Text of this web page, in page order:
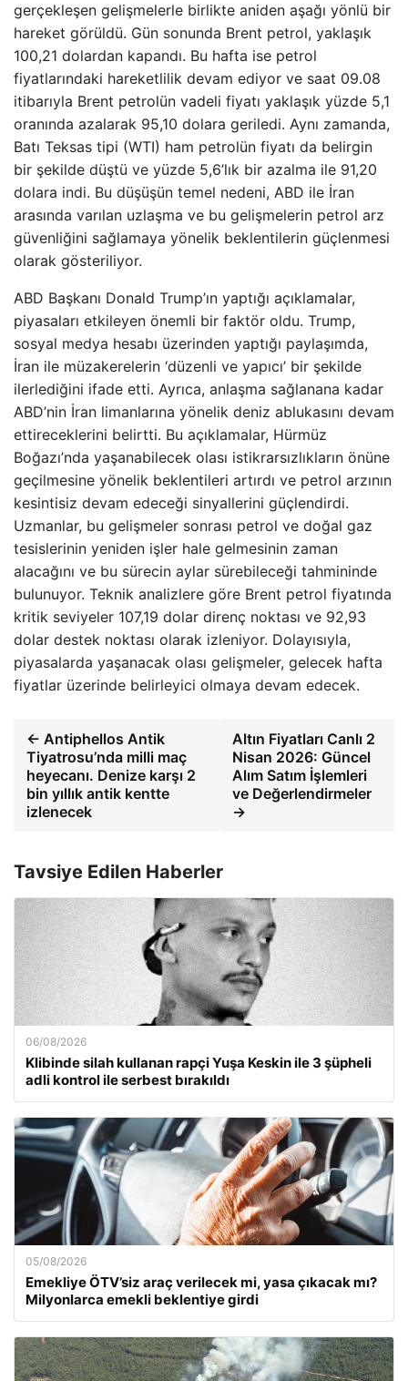
gerçekleşen gelişmelerle birlikte aniden aşağı yönlü bir
hareket görüldü. Gün sonunda Brent petrol, yaklaşık
100,21 dolardan kapandı. Bu hafta ise petrol
fiyatlarındaki hareketlilik devam ediyor ve saat 09.08
itibarıyla Brent petrolün vadeli fiyatı yaklaşık yüzde 5,1
oranında azalarak 95,10 dolara geriledi. Aynı zamanda,
Batı Teksas tipi (WTI) ham petrolün fiyatı da belirgin
bir şekilde düştü ve yüzde 5,6’lık bir azalma ile 91,20
dolara indi. Bu düşüşün temel nedeni, ABD ile İran
arasında varılan uzlaşma ve bu gelişmelerin petrol arz
güvenliğini sağlamaya yönelik beklentilerin güçlenmesi
olarak gösteriliyor.
ABD Başkanı Donald Trump’ın yaptığı açıklamalar,
piyasaları etkileyen önemli bir faktör oldu. Trump,
sosyal medya hesabı üzerinden yaptığı paylaşımda,
İran ile müzakerelerin ‘düzenli ve yapıcı’ bir şekilde
ilerlediğini ifade etti. Ayrıca, anlaşma sağlanana kadar
ABD’nin İran limanlarına yönelik deniz ablukasını devam
ettireceklerini belirtti. Bu açıklamalar, Hürmüz
Boğazı’nda yaşanabilecek olası istikrarsızlıkların önüne
geçilmesine yönelik beklentileri artırdı ve petrol arzının
kesintisiz devam edeceği sinyallerini güçlendirdi.
Uzmanlar, bu gelişmeler sonrası petrol ve doğal gaz
tesislerinin yeniden işler hale gelmesinin zaman
alacağını ve bu sürecin aylar sürebileceği tahmininde
bulunuyor. Teknik analizlere göre Brent petrol fiyatında
kritik seviyeler 107,19 dolar direnç noktası ve 92,93
dolar destek noktası olarak izleniyor. Dolayısıyla,
piyasalarda yaşanacak olası gelişmeler, gelecek hafta
fiyatlar üzerinde belirleyici olmaya devam edecek.
← Antiphellos Antik
Tiyatrosu’nda milli maç
heyecanı. Denize karşı 2
bin yıllık antik kentte
izlenecek
Altın Fiyatları Canlı 2
Nisan 2026: Güncel
Alım Satım İşlemleri
ve Değerlendirmeler
→
Tavsiye Edilen Haberler
06/08/2026
Klibinde silah kullanan rapçi Yuşa Keskin ile 3 şüpheli
adli kontrol ile serbest bırakıldı
05/08/2026
Emekliye ÖTV’siz araç verilecek mi, yasa çıkacak mı?
Milyonlarca emekli beklentiye girdi